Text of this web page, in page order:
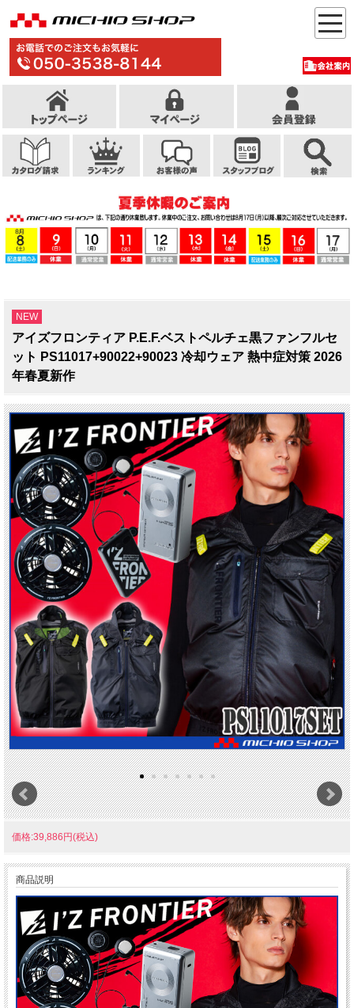
NEW
アイズフロンティア P.E.F.ベストペルチェ黒ファンフルセ
ット PS11017+90022+90023 冷却ウェア 熱中症対策 2026
年春夏新作
価格:39,886円(税込)
商品説明